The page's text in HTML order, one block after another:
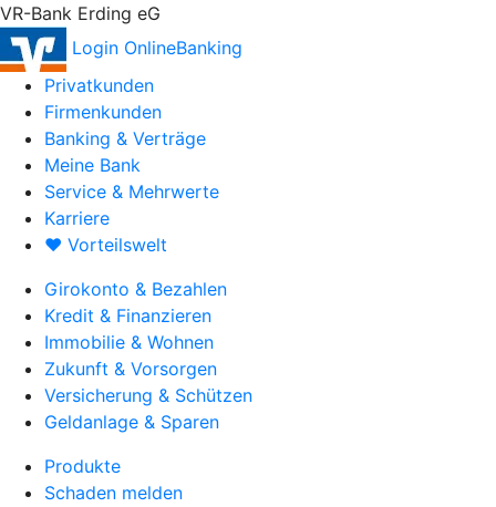
VR-Bank Erding eG
Login OnlineBanking
Privatkunden
Firmenkunden
Banking & Verträge
Meine Bank
Service & Mehrwerte
Karriere
♥ Vorteilswelt
Girokonto & Bezahlen
Kredit & Finanzieren
Immobilie & Wohnen
Zukunft & Vorsorgen
Versicherung & Schützen
Geldanlage & Sparen
Produkte
Schaden melden